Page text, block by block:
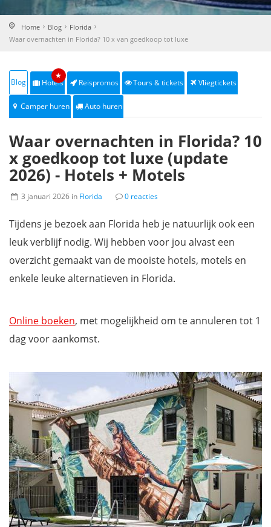
Home Blog
Florida
Waar overnachten in Florida? 10 x van goedkoop tot luxe
Blog Hotels
★
Reispromos Tours & tickets Vliegtickets
Camper huren Auto huren
Waar overnachten in Florida? 10
x goedkoop tot luxe (update
2026) - Hotels + Motels
3 januari 2026 in Florida 0 reacties
Tijdens je bezoek aan Florida heb je natuurlijk ook een
leuk verblijf nodig. Wij hebben voor jou alvast een
overzicht gemaakt van de mooiste hotels, motels en
enkele leuke alternatieven in Florida.
Online boeken, met mogelijkheid om te annuleren tot 1
dag voor aankomst.